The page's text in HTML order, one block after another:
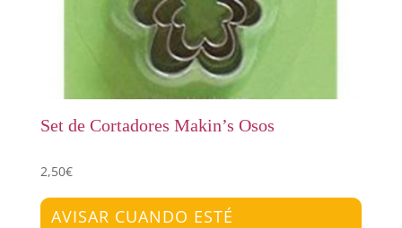
Set de Cortadores Makin’s Osos
2,50€
AVISAR CUANDO ESTÉ